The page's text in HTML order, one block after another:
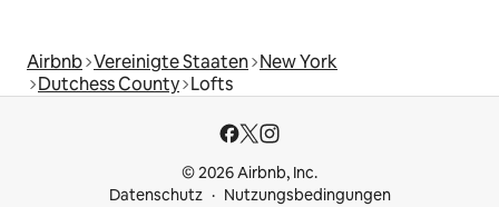
Airbnb Vereinigte Staaten New York
Dutchess County Lofts
© 2026 Airbnb, Inc.
Datenschutz
Nutzungsbedingungen